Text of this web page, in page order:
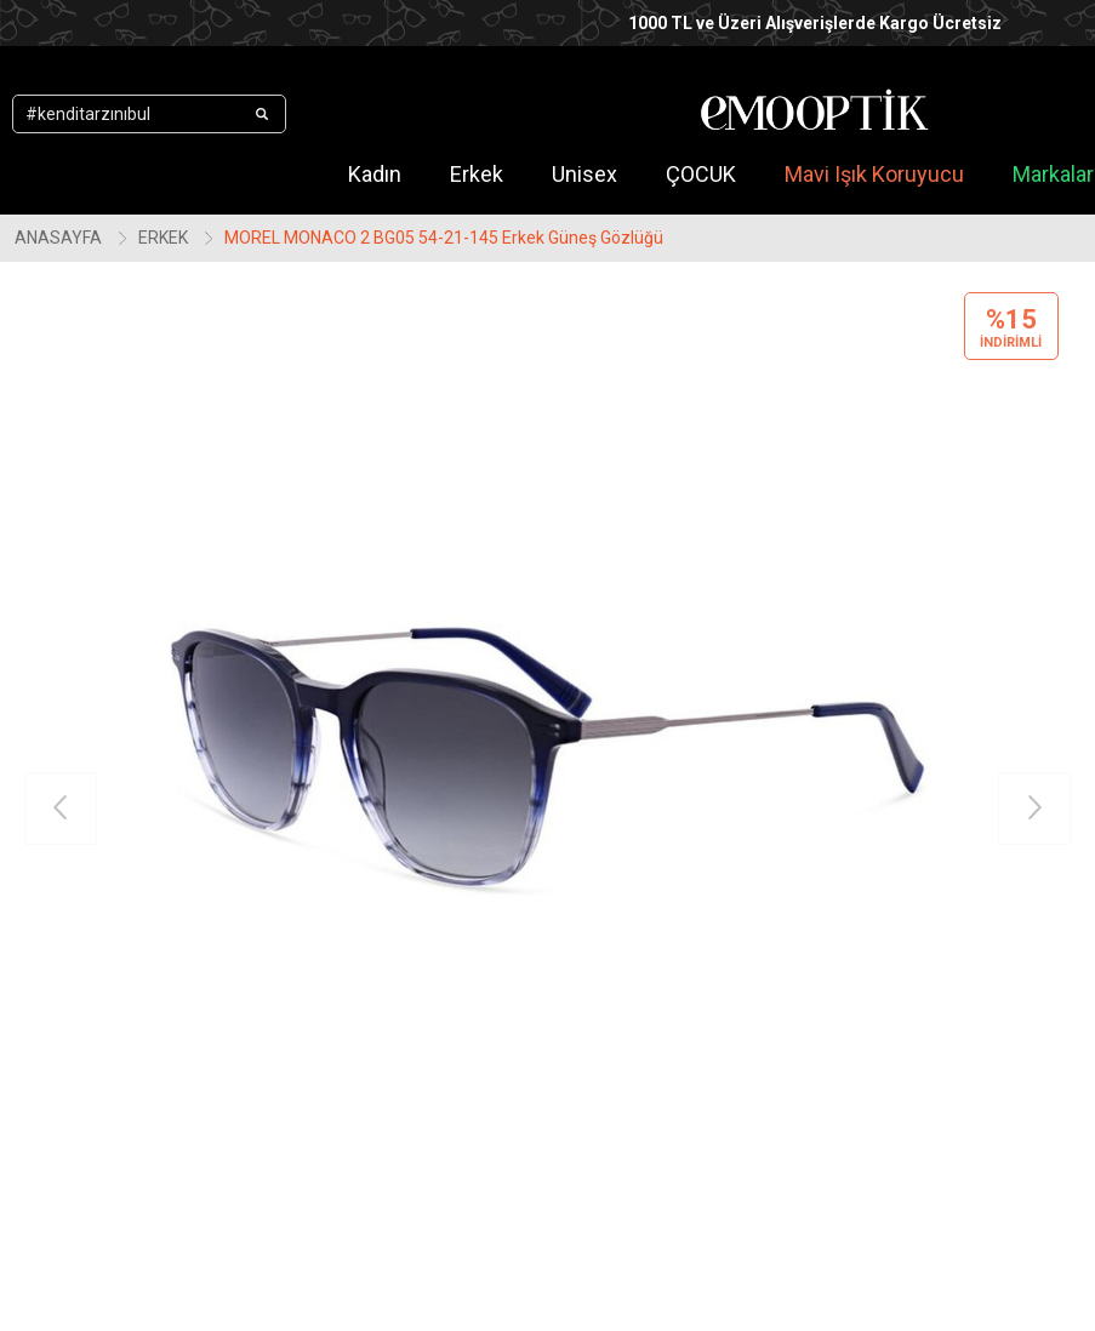
1000 TL ve Üzeri Alışverişlerde Kargo Ücretsiz
Kadın Erkek Unisex ÇOCUK Mavi Işık Koruyucu Markalar
ANASAYFA ERKEK MOREL MONACO 2 BG05 54-21-145 Erkek Güneş Gözlüğü
%15
INDIRIMLI